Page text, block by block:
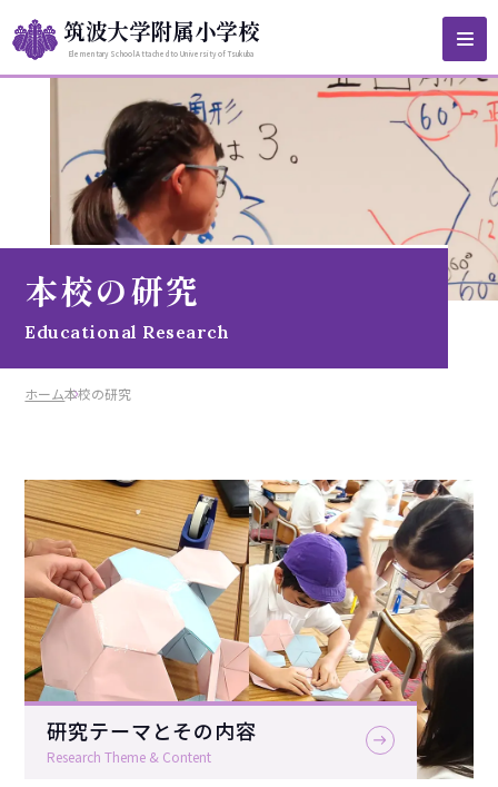
筑波大学附属小学校
Elementary School Attached to University of Tsukuba
ホーム
本校の教育
校長挨拶
教育目標・本校の特色
教員紹介
沿革
楽しい学校生活
行事
研究テーマとその内容
研究案内
「教育研究」誌
STEM⁺総合活動研究部
子ども理解研究部
お知らせ
アクセス
保護者・児童への
本校の研究
Educational Research
ホーム本校の研究
研究テーマとその内容
Research Theme & Content